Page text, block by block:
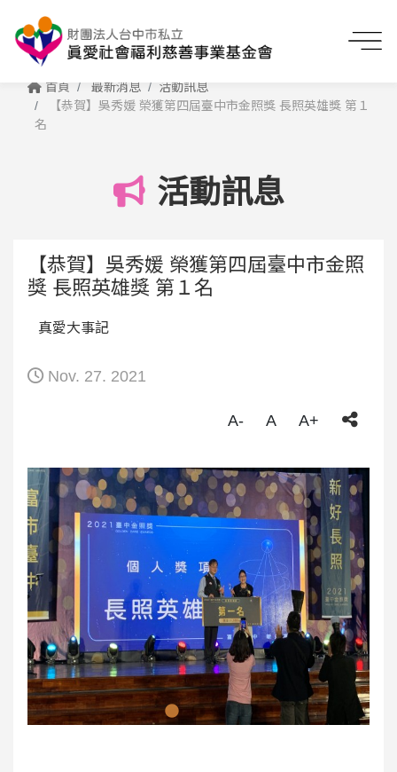
首頁 最新消息
活動訊息
【恭賀】吳秀媛 榮獲第四屆臺中市金照獎 長照英雄獎 第１
名
活動訊息
【恭賀】吳秀媛 榮獲第四屆臺中市金照
獎 長照英雄獎 第１名
真愛大事記
Nov. 27. 2021
A- A A+